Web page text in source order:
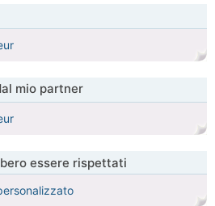
mio partner
essere rispettati